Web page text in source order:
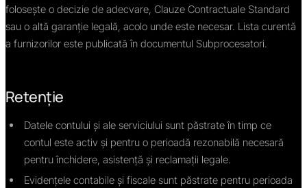
folosește o decizie de adecvare, Clauze Contractuale Standard
sau o altă garanție legală, acolo unde este necesar. Lista curentă
a furnizorilor este publicată în documentul Subprocesatori.
Retenţie
Datele contului și ale serviciului sunt păstrate în timp ce
contul este activ și pentru o perioadă rezonabilă necesară
pentru închidere, asistență și reclamații legale.
Evidențele contabile și fiscale sunt păstrate pentru perioada